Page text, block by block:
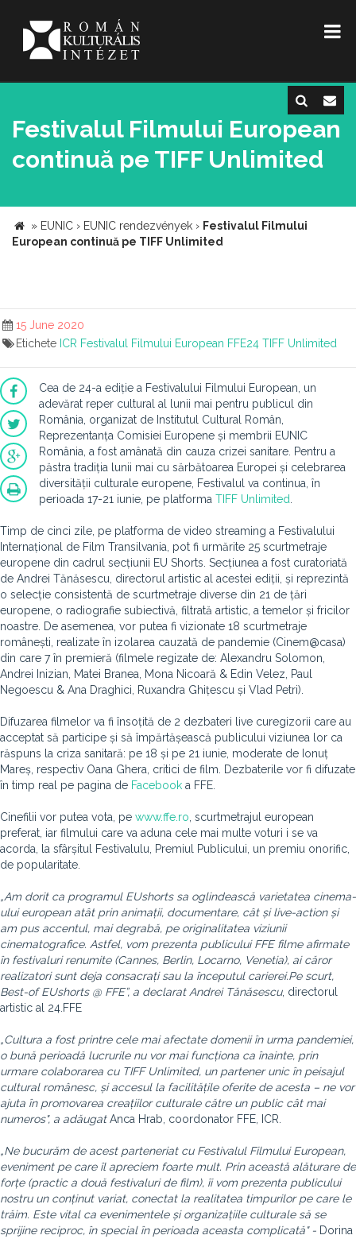
Festivalul Filmului European
continuă pe TIFF Unlimited
» EUNIC › EUNIC rendezvények › Festivalul Filmului
European continuă pe TIFF Unlimited
15 June 2020
Etichete ICR Festivalul Filmului European FFE24 TIFF Unlimited
Cea de 24-a ediție a Festivalului Filmului European, un
adevărat reper cultural al lunii mai pentru publicul din
România, organizat de Institutul Cultural Român,
Reprezentanța Comisiei Europene și membrii EUNIC
România, a fost amânată din cauza crizei sanitare. Pentru a
păstra tradiția lunii mai cu sărbătoarea Europei și celebrarea
diversității culturale europene, Festivalul va continua, în
perioada 17-21 iunie, pe platforma TIFF Unlimited
Timp de cinci zile, pe platforma de video streaming a Festivalului
Internațional de Film Transilvania, pot fi urmărite 25 scurtmetraje
europene din cadrul secțiunii EU Shorts. Secțiunea a fost curatoriată
de Andrei Tănăsescu, directorul artistic al acestei ediții, și reprezintă
o selecție consistentă de scurtmetraje diverse din 21 de țări
europene, o radiografie subiectivă, filtrată artistic, a temelor și fricilor
noastre. De asemenea, vor putea fi vizionate 18 scurtmetraje
românești, realizate în izolarea cauzată de pandemie (Cinem@casa)
din care 7 în premieră (filmele regizate de: Alexandru Solomon,
Andrei Inizian, Matei Branea, Mona Nicoară & Edin Velez, Paul
Negoescu & Ana Draghici, Ruxandra Ghițescu și Vlad Petri).
Difuzarea filmelor va fi însoțită de 2 dezbateri live curegizorii care au
acceptat să participe și să împărtășească publicului viziunea lor ca
răspuns la criza sanitară: pe 18 și pe 21 iunie, moderate de Ionuț
Mareș, respectiv Oana Ghera, critici de film. Dezbaterile vor fi difuzate
în timp real pe pagina de Facebook a FFE.
Cinefilii vor putea vota, pe www.ffe.ro , scurtmetrajul european
preferat, iar filmului care va aduna cele mai multe voturi i se va
acorda, la sfârșitul Festivalulu, Premiul Publicului, un premiu onorific,
de popularitate.
„Am dorit ca programul EUshorts sa oglindească varietatea cinema-
ului european atât prin animații, documentare, cât și live-action și
am pus accentul, mai degrabă, pe originalitatea viziunii
cinematografice. Astfel, vom prezenta publicului FFE filme afirmate
în festivaluri renumite (Cannes, Berlin, Locarno, Venetia), ai căror
realizatori sunt deja consacrați sau la începutul carierei.Pe scurt,
Best-of EUshorts @ FFE”, a declarat Andrei Tănăsescu, directorul
artistic al 24.FFE
„Cultura a fost printre cele mai afectate domenii în urma pandemiei,
o bună perioadă lucrurile nu vor mai funcționa ca înainte, prin
urmare colaborarea cu TIFF Unlimited, un partener unic în peisajul
cultural românesc, și accesul la facilitățile oferite de acesta – ne vor
ajuta în promovarea creațiilor culturale către un public cât mai
numeros", a adăugatAnca Hrab, coordonator FFE, ICR.
„Ne bucurăm de acest parteneriat cu Festivalul Filmului European,
eveniment pe care îl apreciem foarte mult. Prin această alăturare de
forțe (practic a două festivaluri de film), îi vom prezenta publicului
nostru un conținut variat, conectat la realitatea timpurilor pe care le
trăim. Este vital ca evenimentele și organizațiile culturale să se
sprijine reciproc, în special în perioada aceasta complicată" - Dorina